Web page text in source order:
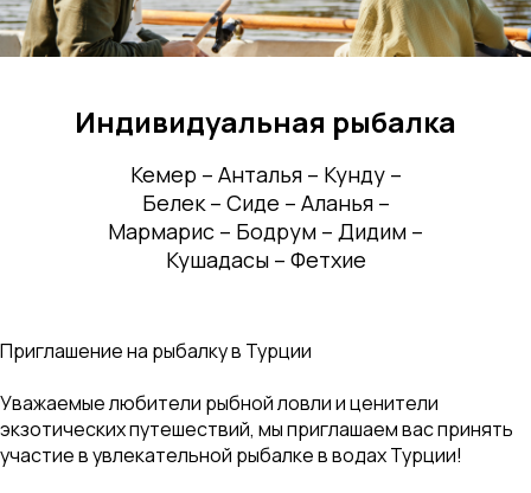
Индивидуальная рыбалка
Кемер – Анталья – Кунду –
Белек – Сиде – Аланья –
Мармарис – Бодрум – Дидим –
Кушадасы – Фетхие
Приглашение на рыбалку в Турции
Уважаемые любители рыбной ловли и ценители
экзотических путешествий, мы приглашаем вас принять
участие в увлекательной рыбалке в водах Турции!